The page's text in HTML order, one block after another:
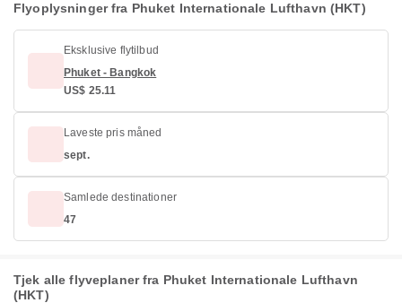
Flyoplysninger fra Phuket Internationale Lufthavn (HKT)
Eksklusive flytilbud
Phuket - Bangkok
US$ 25.11
Laveste pris måned
sept.
Samlede destinationer
47
Tjek alle flyveplaner fra Phuket Internationale Lufthavn
(HKT)